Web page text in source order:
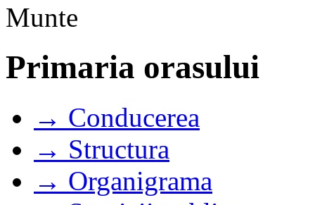
Primaria orasului
→ Conducerea
→ Structura
→ Organigrama